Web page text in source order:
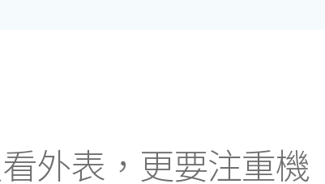
外表，更要注重機